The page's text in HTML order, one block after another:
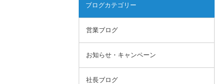
ブログカテゴリー
営業ブログ
お知らせ・キャンペーン
社長ブログ